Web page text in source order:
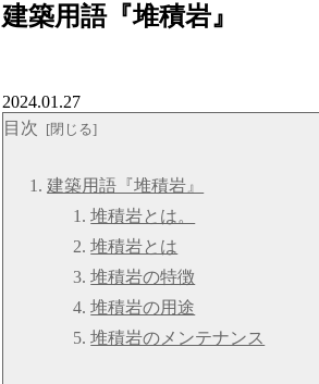
建築用語『堆積岩』
2024.01.27
目次
建築用語『堆積岩』
堆積岩とは。
堆積岩とは
堆積岩の特徴
堆積岩の用途
堆積岩のメンテナンス